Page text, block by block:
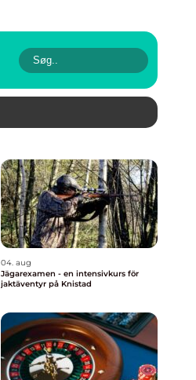
04. aug
Jägarexamen - en intensivkurs för
jaktäventyr på Knistad